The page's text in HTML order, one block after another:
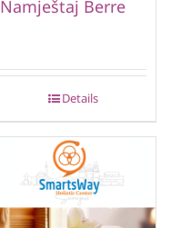
Namještaj Berre
Details